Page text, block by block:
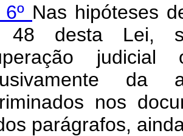
Nas hipóteses
48 desta Lei,
da
nos
parágrafos,